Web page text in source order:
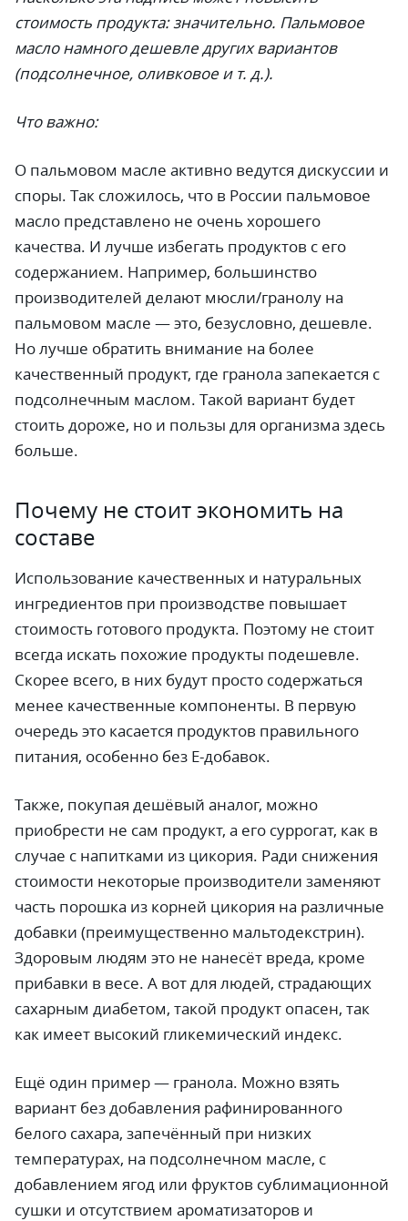
стоимость продукта:значительно. Пальмовое
масло намного дешевле других вариантов
(подсолнечное, оливковое и т. д.).
Что важно:
О пальмовом масле активно ведутся дискуссии и
споры. Так сложилось, что в России пальмовое
масло представлено не очень хорошего
качества. И лучше избегать продуктов с его
содержанием. Например, большинство
производителей делают мюсли/гранолу на
пальмовом масле — это, безусловно, дешевле.
Но лучше обратить внимание на более
качественный продукт, где гранола запекается с
подсолнечным маслом. Такой вариант будет
стоить дороже, но и пользы для организма здесь
больше.
Почему не стоит экономить на
составе
Использование качественных и натуральных
ингредиентов при производстве повышает
стоимость готового продукта. Поэтому не стоит
всегда искать похожие продукты подешевле.
Скорее всего, в них будут просто содержаться
менее качественные компоненты. В первую
очередь это касается продуктов правильного
питания, особенно без Е-добавок.
Также, покупая дешёвый аналог, можно
приобрести не сам продукт, а его суррогат, как в
случае с напитками из цикория. Ради снижения
стоимости некоторые производители заменяют
часть порошка из корней цикория на различные
добавки (преимущественно мальтодекстрин).
Здоровым людям это не нанесёт вреда, кроме
прибавки в весе. А вот для людей, страдающих
сахарным диабетом, такой продукт опасен, так
как имеет высокий гликемический индекс.
Ещё один пример — гранола. Можно взять
вариант без добавления рафинированного
белого сахара, запечённый при низких
температурах, на подсолнечном масле, с
добавлением ягод или фруктов сублимационной
сушки и отсутствием ароматизаторов и